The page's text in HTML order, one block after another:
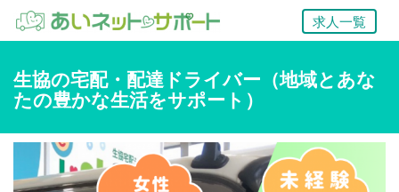
求人一覧
生協の宅配・配達ドライバー（地域とあな
たの豊かな生活をサポート）